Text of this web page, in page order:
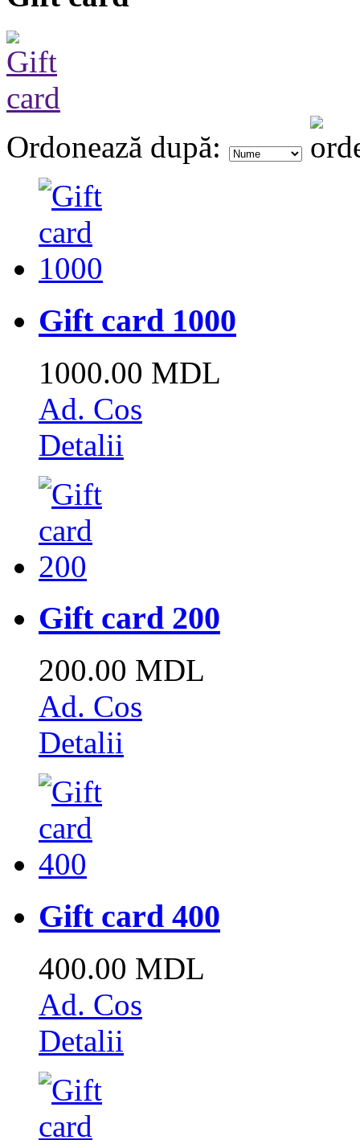
Ordonează după:
Gift card 1000
1000.00 MDL
Ad. Cos
Detalii
Gift card 200
200.00 MDL
Ad. Cos
Detalii
Gift card 400
400.00 MDL
Ad. Cos
Detalii